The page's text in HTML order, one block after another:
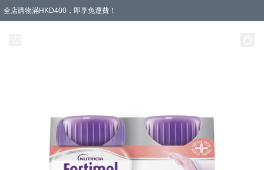
全店購物滿HKD400，即享免運費！